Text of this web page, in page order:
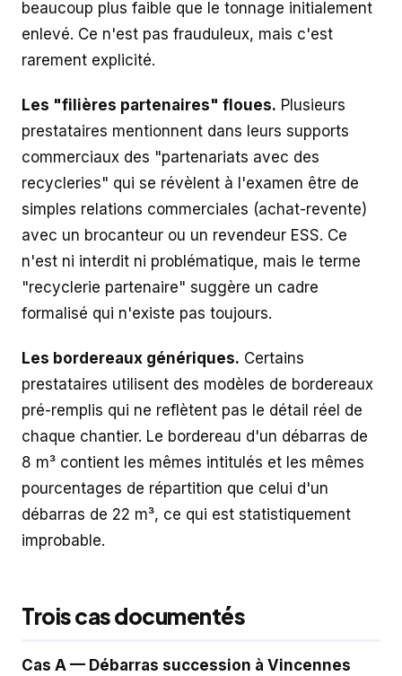
beaucoup plus faible que le tonnage initialement
enlevé. Ce n'est pas frauduleux, mais c'est
rarement explicité.
Les "filières partenaires" floues. Plusieurs
prestataires mentionnent dans leurs supports
commerciaux des "partenariats avec des
recycleries" qui se révèlent à l'examen être de
simples relations commerciales (achat-revente)
avec un brocanteur ou un revendeur ESS. Ce
n'est ni interdit ni problématique, mais le terme
"recyclerie partenaire" suggère un cadre
formalisé qui n'existe pas toujours.
Les bordereaux génériques. Certains
prestataires utilisent des modèles de bordereaux
pré-remplis qui ne reflètent pas le détail réel de
chaque chantier. Le bordereau d'un débarras de
8 m³ contient les mêmes intitulés et les mêmes
pourcentages de répartition que celui d'un
débarras de 22 m³, ce qui est statistiquement
improbable.
Trois cas documentés
Cas A — Débarras succession à Vincennes